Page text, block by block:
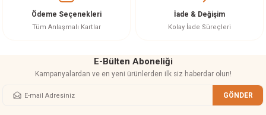
Bu ürüne benzer farklı alternatifler olmalı.
Ödeme Seçenekleri
Tüm Anlaşmalı Kartlar
İade & Değişim
Kolay İade Süreçleri
E-Bülten Aboneliği
Kampanyalardan ve en yeni ürünlerden ilk siz haberdar olun!
GÖNDER